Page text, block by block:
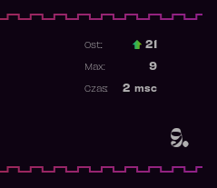
9.
Ost.: 21
9
Max:
2 msc
Czas: